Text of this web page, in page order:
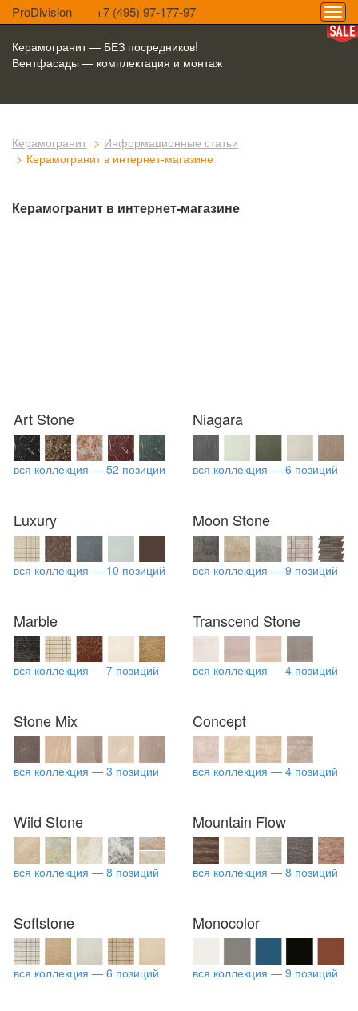
ProDivision +7 (495) 97-177-97
Керамогранит — БЕЗ посредников!
Вентфасады — комплектация и монтаж
Керамогранит
Информационные статьи
Керамогранит в интернет-магазине
Керамогранит в интернет-магазине
Art Stone
вся коллекция — 52 позиции
Niagara
вся коллекция — 6 позиций
Luxury
вся коллекция — 10 позиций
Moon Stone
вся коллекция — 9 позиций
Marble
вся коллекция — 7 позиций
Transcend Stone
вся коллекция — 4 позиций
Stone Mix
вся коллекция — 3 позиции
Concept
вся коллекция — 4 позиций
Wild Stone
вся коллекция — 8 позиций
Mountain Flow
вся коллекция — 8 позиций
Softstone
вся коллекция — 6 позиций
Monocolor
вся коллекция — 9 позиций